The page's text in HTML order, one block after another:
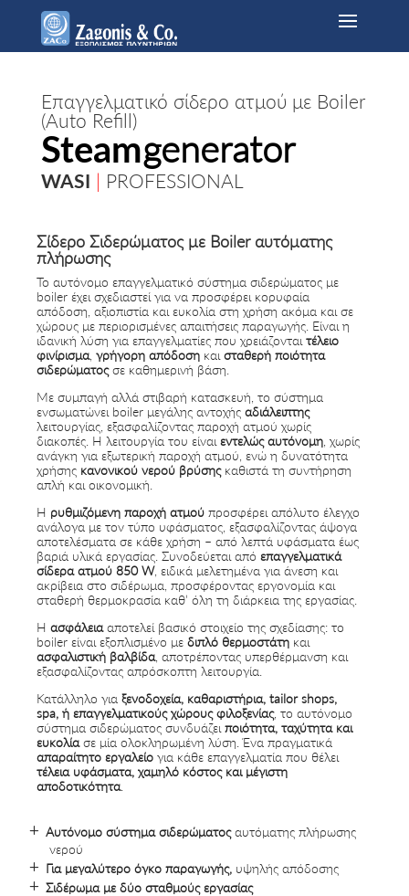
Επαγγελματικό σίδερο ατμού με Boiler
(Auto Refill)
Steamgenerator
WASI | PROFESSIONAL
Σίδερο Σιδερώματος με Boiler αυτόματης
πλήρωσης
Το αυτόνομο επαγγελματικό σύστημα σιδερώματος με
boiler έχει σχεδιαστεί για να προσφέρει κορυφαία
απόδοση, αξιοπιστία και ευκολία στη χρήση ακόμα και σε
χώρους με περιορισμένες απαιτήσεις παραγωγής. Είναι η
ιδανική λύση για επαγγελματίες που χρειάζονταιτέλειο
φινίρισμα,γρήγορη απόδοση καισταθερή ποιότητα
σιδερώματοςσε καθημερινή βάση.
Με συμπαγή αλλά στιβαρή κατασκευή, το σύστημα
ενσωματώνει boiler μεγάλης αντοχήςαδιάλειπτης
λειτουργίας, εξασφαλίζοντας παροχή ατμού χωρίς
διακοπές. Η λειτουργία του είναιεντελώς αυτόνομη , χωρίς
ανάγκη για εξωτερική παροχή ατμού, ενώ η δυνατότητα
χρήσης κανονικού νερού βρύσηςκαθιστά τη συντήρηση
απλή και οικονομική.
Η ρυθμιζόμενη παροχή ατμού προσφέρει απόλυτο έλεγχο
ανάλογα με τον τύπο υφάσματος, εξασφαλίζοντας άψογα
αποτελέσματα σε κάθε χρήση – από λεπτά υφάσματα έως
βαριά υλικά εργασίας. Συνοδεύεται απόεπαγγελματικά
σίδερα ατμού 850 W, ειδικά μελετημένα για άνεση και
ακρίβεια στο σιδέρωμα, προσφέροντας εργονομία και
σταθερή θερμοκρασία καθ’ όλη τη διάρκεια της εργασίας.
Ηασφάλειααποτελεί βασικό στοιχείο της σχεδίασης: το
boiler είναι εξοπλισμένο μεδιπλό θερμοστάτη και
ασφαλιστική βαλβίδα, αποτρέποντας υπερθέρμανση και
εξασφαλίζοντας απρόσκοπτη λειτουργία.
Κατάλληλο γιαξενοδοχεία, καθαριστήρια, tailor shops,
spa, ή επαγγελματικούς χώρους φιλοξενίας, το αυτόνομο
σύστημα σιδερώματος συνδυάζειποιότητα, ταχύτητα και
ευκολίασε μία ολοκληρωμένη λύση. Ένα πραγματικά
απαραίτητο εργαλείο για κάθε επαγγελματία που θέλει
τέλεια υφάσματα, χαμηλό κόστος και μέγιστη
αποδοτικότητα.
Αυτόνομο σύστημα σιδερώματοςαυτόματης πλήρωσης
νερού
Για μεγαλύτερο όγκο παραγωγής, υψηλής απόδοσης
Σιδέρωμα με δύο σταθμούς εργασίας